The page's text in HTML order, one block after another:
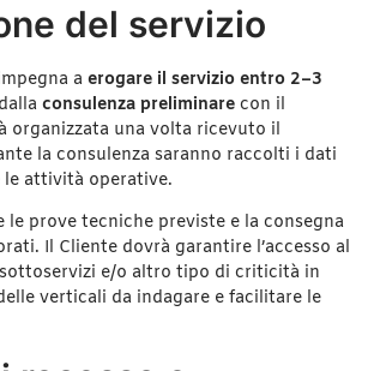
del servizio
a erogare il servizio entro 2–3
dalla consulenza preliminare con il
organizzata una volta ricevuto il
la consulenza saranno raccolti i dati
attività operative.
le prove tecniche previste e la consegna
Il Cliente dovrà garantire l’accesso al
sottoservizi e/o altro tipo di criticità in
verticali da indagare e facilitare le